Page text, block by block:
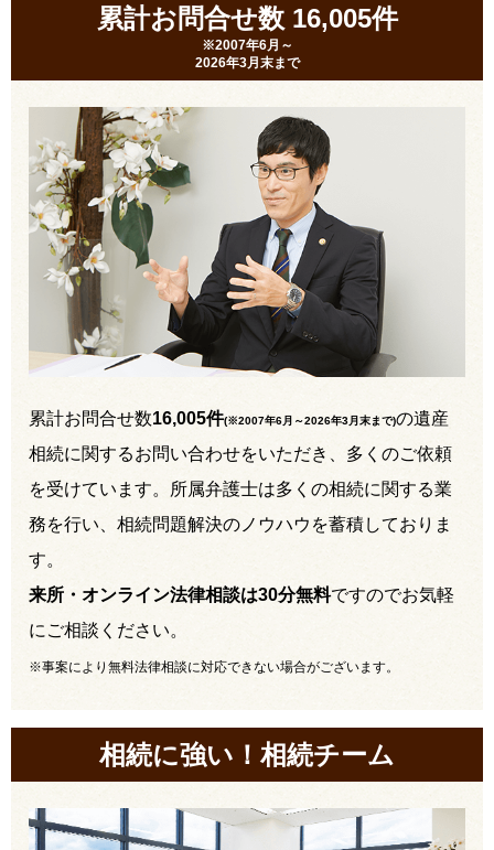
累計お問合せ数 16,005件
※2007年6月～
2026年3月末まで
累計お問合せ数16,005件(※2007年6月～2026年3月末まで)の遺産
相続に関するお問い合わせをいただき、多くのご依頼
を受けています。所属弁護士は多くの相続に関する業
務を行い、相続問題解決のノウハウを蓄積しておりま
す。
来所・オンライン法律相談は30分無料ですのでお気軽
にご相談ください。
※事案により無料法律相談に対応できない場合がございます。
相続に強い！相続チーム